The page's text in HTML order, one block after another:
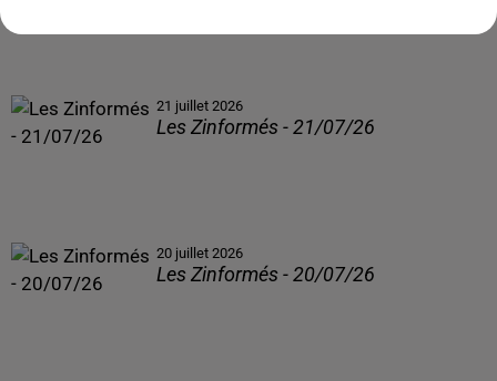
21 juillet 2026
Les Zinformés - 21/07/26
20 juillet 2026
Les Zinformés - 20/07/26